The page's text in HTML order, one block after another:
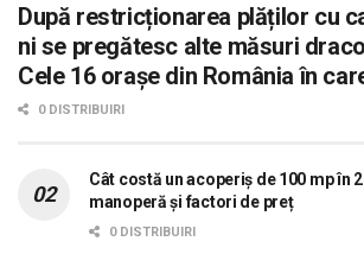
După restricționarea plăților cu
ni se pregătesc alte măsuri
Cele 16 orașe din România în
dorește aplicarea sistemului 0
0 DISTRIBUIRI
Cât costă un acoperiș de 100 mp în
manoperă și factori de preț
0 DISTRIBUIRI